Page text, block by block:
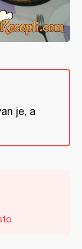
je, a